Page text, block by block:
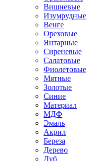
Вишневые
Изумрудные
Венге
Ореховые
Янтарные
Сиреневые
Салатовые
Фиолетовые
Мятные
Золотые
Синие
Материал
МДФ
Эмаль
Акрил
Береза
Дерево
Дуб